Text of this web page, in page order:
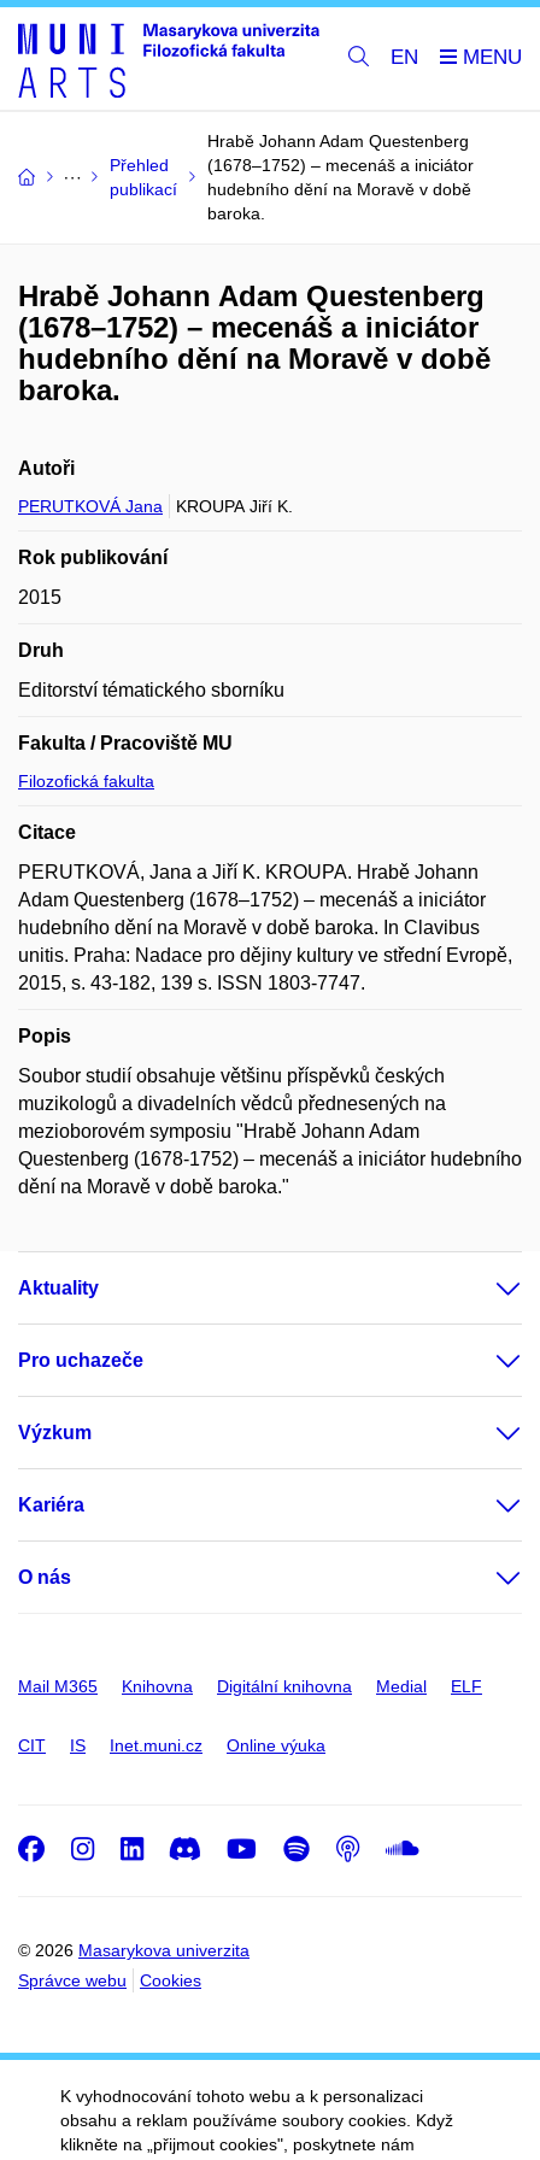
EN
Přehled
publikací
Hrabě Johann Adam Questenberg
(1678–1752) – mecenáš a iniciátor
hudebního dění na Moravě v době
baroka.
Hrabě Johann Adam Questenberg
(1678–1752) – mecenáš a iniciátor
hudebního dění na Moravě v době
baroka.
Autoři
PERUTKOVÁ Jana KROUPA Jiří K.
Rok publikování
2015
Druh
Editorství tématického sborníku
Fakulta / Pracoviště MU
Filozofická fakulta
Citace
PERUTKOVÁ, Jana a Jiří K. KROUPA. Hrabě Johann
Adam Questenberg (1678–1752) – mecenáš a iniciátor
hudebního dění na Moravě v době baroka. In Clavibus
unitis. Praha: Nadace pro dějiny kultury ve střední Evropě,
2015, s. 43-182, 139 s. ISSN 1803-7747.
Popis
Soubor studií obsahuje většinu příspěvků českých
muzikologů a divadelních vědců přednesených na
mezioborovém symposiu "Hrabě Johann Adam
Questenberg (1678-1752) – mecenáš a iniciátor hudebního
dění na Moravě v době baroka."
Aktuality
Pro uchazeče
Výzkum
Kariéra
O nás
Mail M365 Knihovna Digitální knihovna Medial ELF
CIT IS Inet.muni.cz Online výuka
© 2026 Masarykova univerzita
Správce webu
Cookies
Facebook
Instagram
LinkedIn
DiscordYoutube
Spotify
Podcast
K vyhodnocování tohoto webu a k personalizaci
obsahu a reklam používáme soubory cookies. Když
klikněte na „přijmout cookies", poskytnete nám